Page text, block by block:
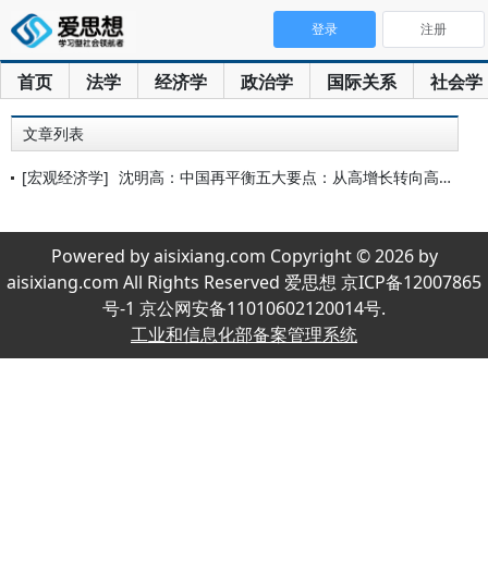
首页 法学 经济学 政治学 国际关系 社会学
登录 注册
文章列表
[宏观经济学] 沈明高：中国再平衡五大要点：从高增长转向高质量
Powered by aisixiang.com Copyright © 2026 by
aisixiang.com All Rights Reserved 爱思想 京ICP备12007865
号-1 京公网安备11010602120014号.
工业和信息化部备案管理系统